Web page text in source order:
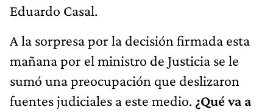
Eduardo Casal.
A la sorpresa por la decisión firmada esta
mañana por el ministro de Justicia se le
sumó una preocupación que deslizaron
fuentes judiciales a este medio. ¿Qué va a